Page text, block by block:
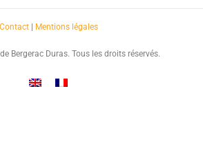
Contact| Mentions légales
Bergerac Duras. Tous les droits réservés.